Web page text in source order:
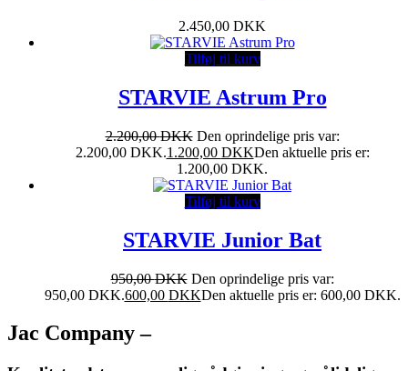
2.450,00 DKK
Tilføj til kurv
STARVIE Astrum Pro
2.200,00DKK Den oprindelige pris var:
2.200,00 DKK.1.200,00 DKKDen aktuelle pris er:
1.200,00 DKK.
Tilføj til kurv
STARVIE Junior Bat
950,00DKK Den oprindelige pris var:
950,00 DKK.600,00 DKKDen aktuelle pris er: 600,00 DKK.
Jac Company –